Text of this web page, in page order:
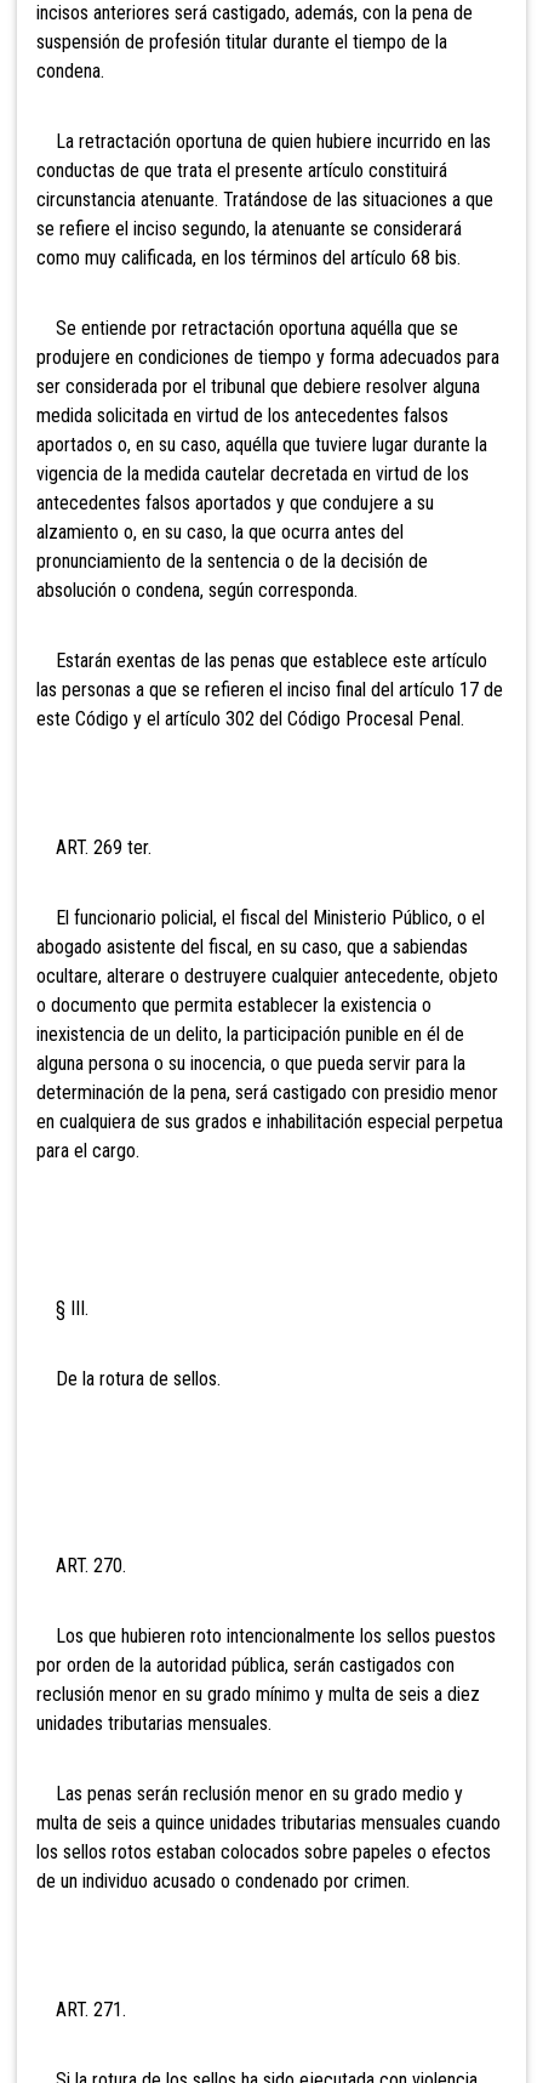
incisos anteriores será castigado, además, con la pena de
suspensión de profesión titular durante el tiempo de la
condena.
La retractación oportuna de quien hubiere incurrido en las
conductas de que trata el presente artículo constituirá
circunstancia atenuante. Tratándose de las situaciones a que
se refiere el inciso segundo, la atenuante se considerará
como muy calificada, en los términos del artículo 68 bis.
Se entiende por retractación oportuna aquélla que se
produjere en condiciones de tiempo y forma adecuados para
ser considerada por el tribunal que debiere resolver alguna
medida solicitada en virtud de los antecedentes falsos
aportados o, en su caso, aquélla que tuviere lugar durante la
vigencia de la medida cautelar decretada en virtud de los
antecedentes falsos aportados y que condujere a su
alzamiento o, en su caso, la que ocurra antes del
pronunciamiento de la sentencia o de la decisión de
absolución o condena, según corresponda.
Estarán exentas de las penas que establece este artículo
las personas a que se refieren el inciso final del artículo 17 de
este Código y el artículo 302 del Código Procesal Penal.
ART. 269 ter.
El funcionario policial, el fiscal del Ministerio Público, o el
abogado asistente del fiscal, en su caso, que a sabiendas
ocultare, alterare o destruyere cualquier antecedente, objeto
o documento que permita establecer la existencia o
inexistencia de un delito, la participación punible en él de
alguna persona o su inocencia, o que pueda servir para la
determinación de la pena, será castigado con presidio menor
en cualquiera de sus grados e inhabilitación especial perpetua
para el cargo.
§ III.
De la rotura de sellos.
ART. 270.
Los que hubieren roto intencionalmente los sellos puestos
por orden de la autoridad pública, serán castigados con
reclusión menor en su grado mínimo y multa de seis a diez
unidades tributarias mensuales.
Las penas serán reclusión menor en su grado medio y
multa de seis a quince unidades tributarias mensuales cuando
los sellos rotos estaban colocados sobre papeles o efectos
de un individuo acusado o condenado por crimen.
ART. 271.